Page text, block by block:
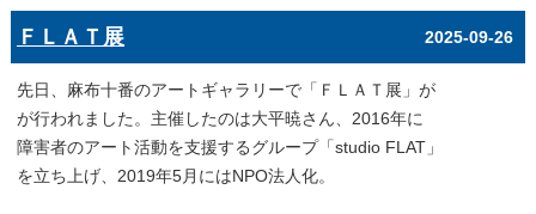
ＦＬＡＴ展 2025-09-26
先日、麻布十番のアートギャラリーで「ＦＬＡＴ展」が
が行われました。主催したのは大平暁さん、2016年に
障害者のアート活動を支援するグループ「studio FLAT」
を立ち上げ、2019年5月にはNPO法人化。